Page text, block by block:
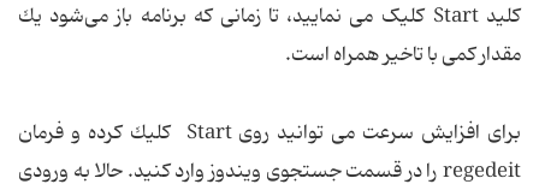
کلید Start کلیک می نمایید، تا زمانی كه برنامه باز می‌شود یك
مقدار كمی با تاخیر همراه است.
برای افزایش سرعت می توانید روی Start كلیك كرده و فرمان
regedeit را در قسمت جستجوی ویندوز وارد كنید. حالا به ورودی